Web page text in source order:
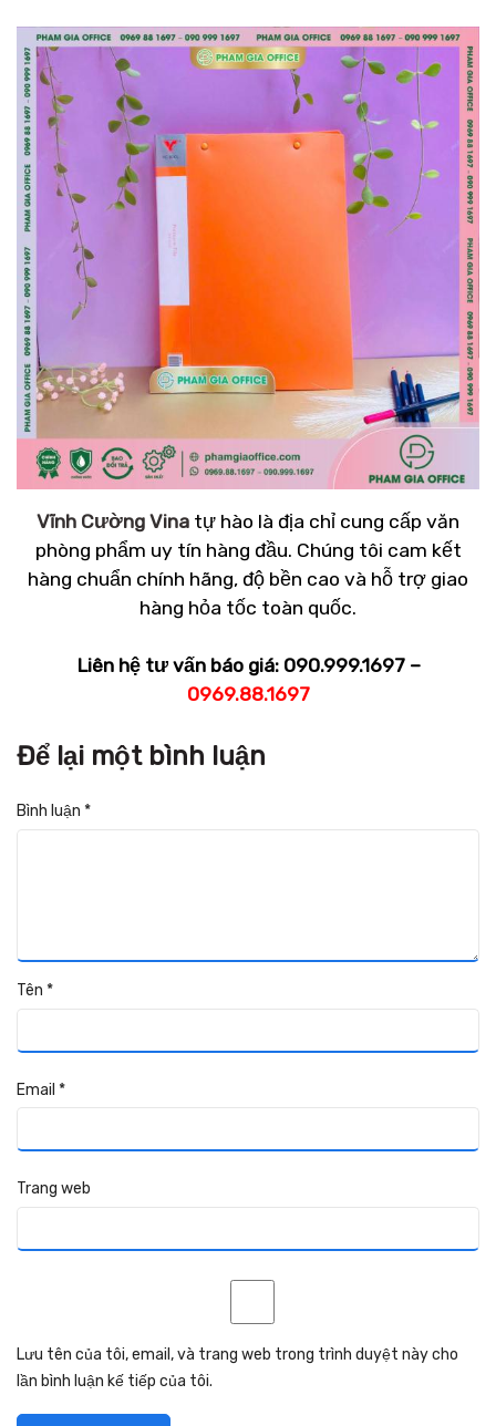
Vĩnh Cường Vina tự hào là địa chỉ cung cấp văn
phòng phẩm uy tín hàng đầu. Chúng tôi cam kết
hàng chuẩn chính hãng, độ bền cao và hỗ trợ giao
hàng hỏa tốc toàn quốc.
Liên hệ tư vấn báo giá: 090.999.1697 –
0969.88.1697
Để lại một bình luận
Bình luận *
Tên *
Email *
Trang web
Lưu tên của tôi, email, và trang web trong trình duyệt này cho
lần bình luận kế tiếp của tôi.